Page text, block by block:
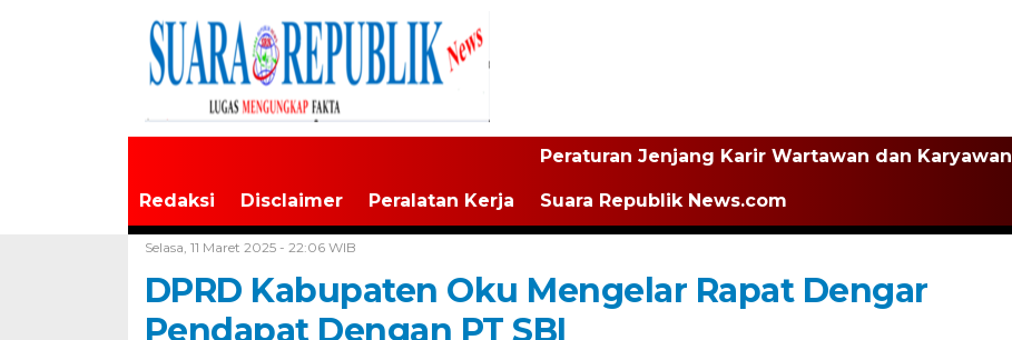
Redaksi Disclaimer Peralatan Kerja
Peraturan Jenjang Karir Wartawan dan Karyawan
Suara Republik News.com
Selasa, 11 Maret 2025 - 22:06 WIB
DPRD Kabupaten Oku Mengelar Rapat Dengar
Pendapat Dengan PT SBI